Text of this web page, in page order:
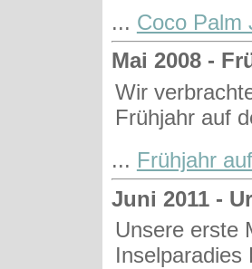
... Coco Palm
Mai 2008 -
Wir
Frühjahr auf
... Frühjahr
Juni 2011 -
Unsere erste
Inselparadies